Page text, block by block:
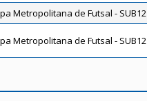
Metropolitana de Futsal - SUB12
Metropolitana de Futsal - SUB12